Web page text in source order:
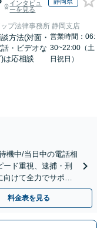
インタビュ
ーを見る
プ法律事務所 静岡支店
方法(対面・
話・ビデオな
)は応相談
営業時間：06:
30~22:00（土
日祝日）
機中/当日中の電話相
ド重視、逮捕・刑
向けて全力でサポー
料金表を見る